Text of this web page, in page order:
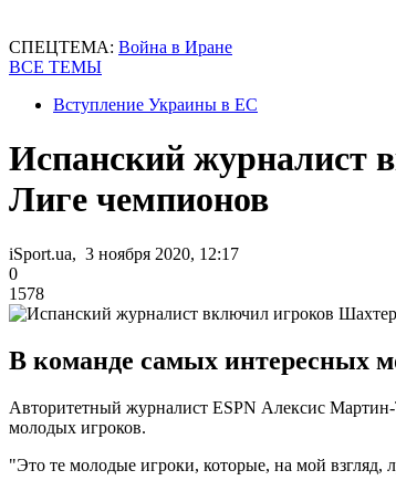
СПЕЦТЕМА: Война в Иране
ВСЕ ТЕМЫ
Вступление Украины в ЕС
Испанский журналист
Лиге чемпионов
iSport.ua, 3 ноября 2020, 12:17
0
1578
В команде самых интересных
Авторитетный журналист ESPN Алексис
молодых игроков.
"Это те молодые игроки, которые, на мой взгляд,